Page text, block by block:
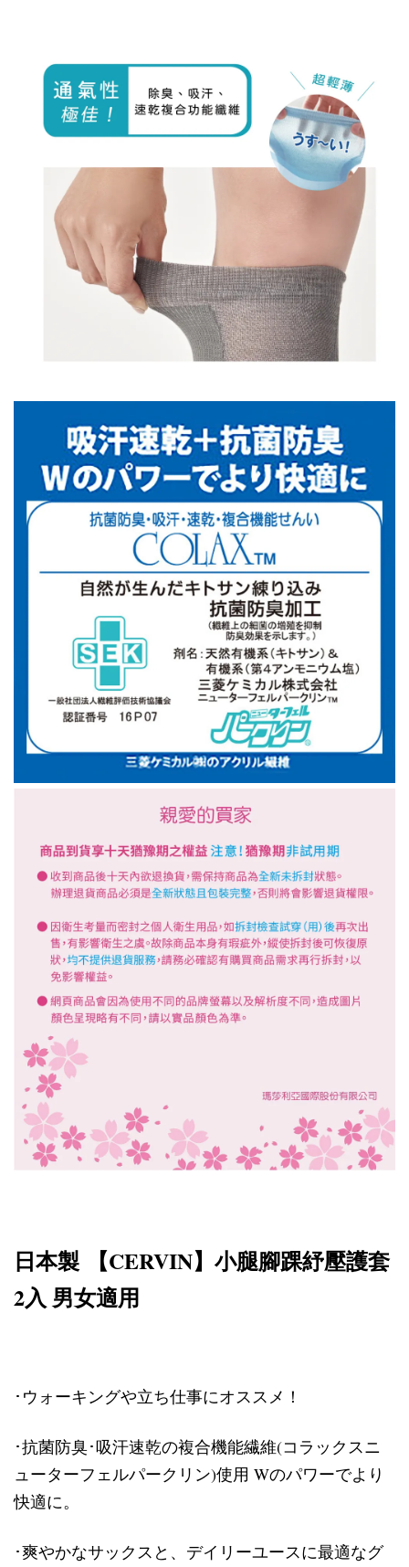
日本製 【CERVIN】 小腿腳踝紓壓護套
2入 男女適用
･ウォーキングや立ち仕事にオススメ！
･抗菌防臭･吸汗速乾の複合機能繊維(コラックスニ
ューターフェルパークリン)使用 Wのパワーでより
快適に。
･爽やかなサックスと、デイリーユースに最適なグ